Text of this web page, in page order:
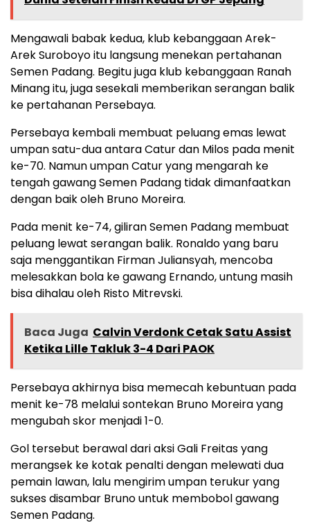
Mengawali babak kedua, klub kebanggaan Arek-
Arek Suroboyo itu langsung menekan pertahanan
Semen Padang. Begitu juga klub kebanggaan Ranah
Minang itu, juga sesekali memberikan serangan balik
ke pertahanan Persebaya.
Persebaya kembali membuat peluang emas lewat
umpan satu-dua antara Catur dan Milos pada menit
ke-70. Namun umpan Catur yang mengarah ke
tengah gawang Semen Padang tidak dimanfaatkan
dengan baik oleh Bruno Moreira.
Pada menit ke-74, giliran Semen Padang membuat
peluang lewat serangan balik. Ronaldo yang baru
saja menggantikan Firman Juliansyah, mencoba
melesakkan bola ke gawang Ernando, untung masih
bisa dihalau oleh Risto Mitrevski.
Baca Juga Calvin Verdonk Cetak Satu Assist
Ketika Lille Takluk 3-4 Dari PAOK
Persebaya akhirnya bisa memecah kebuntuan pada
menit ke-78 melalui sontekan Bruno Moreira yang
mengubah skor menjadi 1-0.
Gol tersebut berawal dari aksi Gali Freitas yang
merangsek ke kotak penalti dengan melewati dua
pemain lawan, lalu mengirim umpan terukur yang
sukses disambar Bruno untuk membobol gawang
Semen Padang.